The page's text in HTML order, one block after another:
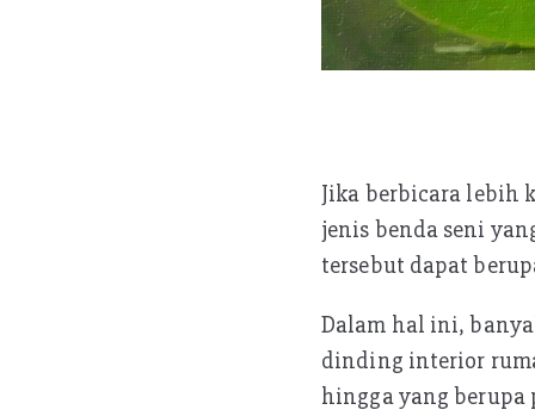
Jika berbicara lebih
jenis benda seni
tersebut dapat
Dalam hal ini,
dinding interior
hingga yang